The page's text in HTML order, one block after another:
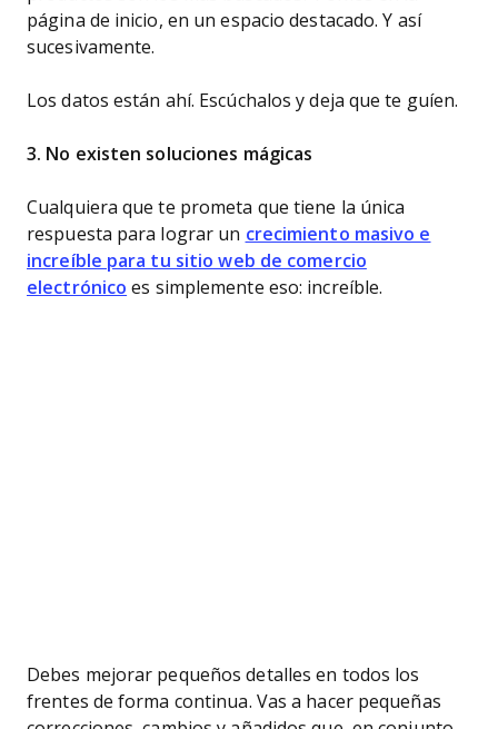
página de inicio, en un espacio destacado. Y así
sucesivamente.
Los datos están ahí. Escúchalos y deja que te guíen.
3. No existen soluciones mágicas
Cualquiera que te prometa que tiene la única
respuesta para lograr un crecimiento masivo e
increíble para tu sitio web de comercio
electrónico es simplemente eso: increíble.
Debes mejorar pequeños detalles en todos los
frentes de forma continua. Vas a hacer pequeñas